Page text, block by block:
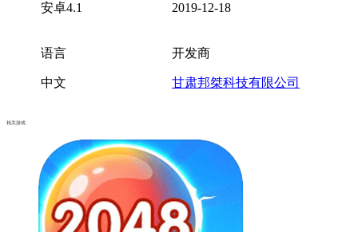
安卓4.1 2019-12-18
语言
中文
开发商
甘肃邦桀科技有限公司
相关游戏